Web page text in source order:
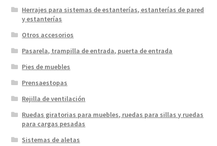
Herrajes para sistemas de estanterías, estanterías de pared
y estanterías
Otros accesorios
Pasarela, trampilla de entrada, puerta de entrada
Pies de muebles
Prensaestopas
Rejilla de ventilación
Ruedas giratorias para muebles, ruedas para sillas y ruedas
para cargas pesadas
Sistemas de aletas